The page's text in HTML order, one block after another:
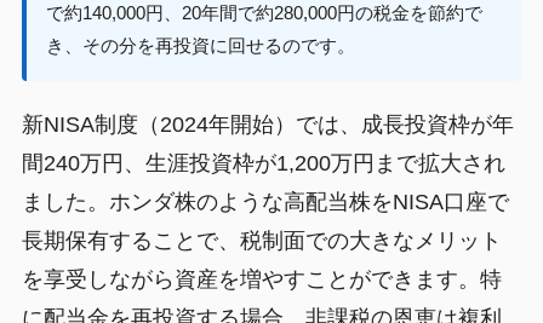
で約140,000円、20年間で約280,000円の税金を節約で
き、その分を再投資に回せるのです。
新NISA制度（2024年開始）では、成長投資枠が年
間240万円、生涯投資枠が1,200万円まで拡大され
ました。ホンダ株のような高配当株をNISA口座で
長期保有することで、税制面での大きなメリット
を享受しながら資産を増やすことができます。特
に配当金を再投資する場合、非課税の恩恵は複利